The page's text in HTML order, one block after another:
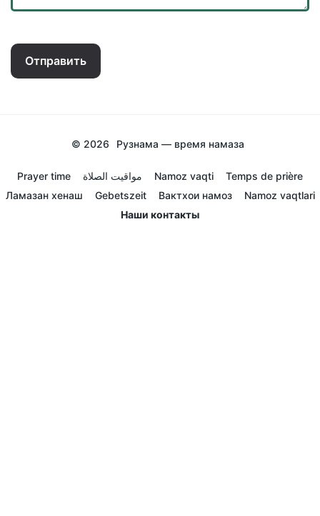
Отправить
© 2026 Рузнама — время намаза
Prayer time مواقيت الصلاة Namoz vaqti
Temps de prière
Ламазан хенаш
Gebetszeit Вактхои намоз
Namoz vaqtlari
Наши контакты